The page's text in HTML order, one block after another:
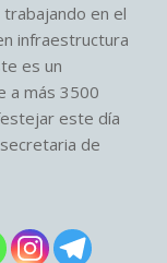
en el
infraestructura
es un
a más 3500
este día
de